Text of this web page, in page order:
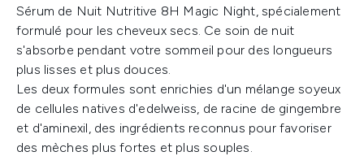
Sérum de Nuit Nutritive 8H Magic Night, spécialement
formulé pour les cheveux secs. Ce soin de nuit
s'absorbe pendant votre sommeil pour des longueurs
plus lisses et plus douces.
Les deux formules sont enrichies d'un mélange soyeux
de cellules natives d'edelweiss, de racine de gingembre
et d'aminexil, des ingrédients reconnus pour favoriser
des mèches plus fortes et plus souples.